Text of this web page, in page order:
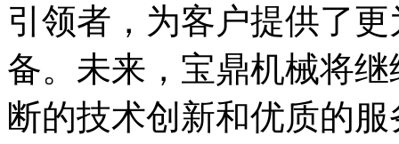
引领者，为客户提供了
备。未来，宝鼎机械将
断的技术创新和优质的